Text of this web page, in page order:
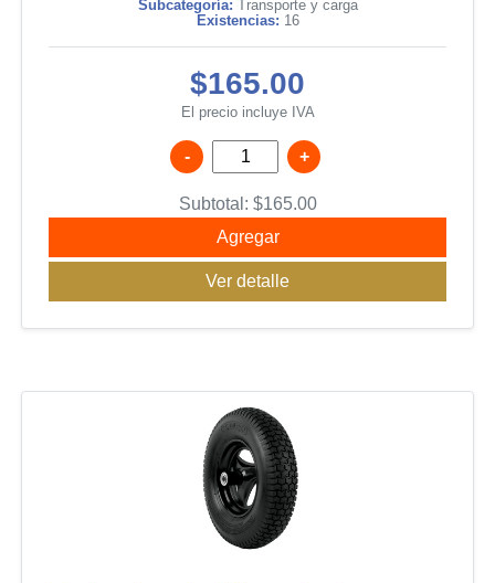
Subcategoría: Transporte y carga
Existencias: 16
$165.00
El precio incluye IVA
- +
Subtotal: $165.00
Agregar
Ver detalle